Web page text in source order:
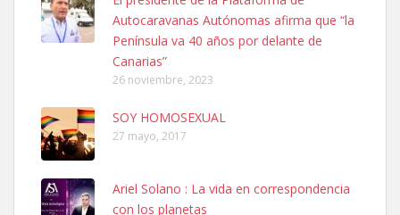
PERRO MACHO RAZA SHIBA CON MICROCHIP PERDIDO HOY
06/07/2025 ZONA MESA Y LOPEZ. ES MUY ASUSTADIZO
Leales.org » Gran Canaria
6.7.2025
Ninfa perdida
Autocaravanas Autónomas afirma que “la
Península va 40 años por delante de
Canarias”
26 noviembre, 2023
SOY HOMOSEXUAL
27 mayo, 2017
Ariel Solano : La vida en correspondencia
con los planetas